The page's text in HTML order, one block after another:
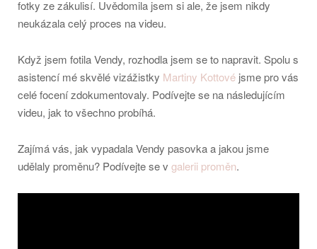
fotky ze zákulisí. Uvědomila jsem si ale, že jsem nikdy
neukázala celý proces na videu.
Když jsem fotila Vendy, rozhodla jsem se to napravit. Spolu s
asistencí mé skvělé vizážistky Martiny Kottové jsme pro vás
celé focení zdokumentovaly. Podívejte se na následujícím
videu, jak to všechno probíhá.
Zajímá vás, jak vypadala Vendy pasovka a jakou jsme
udělaly proměnu? Podívejte se v galerii proměn.